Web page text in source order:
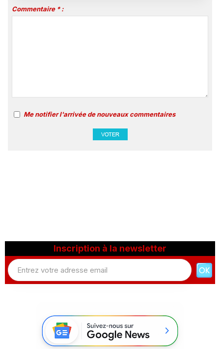
Commentaire * :
Me notifier l'arrivée de nouveaux commentaires
Inscription à la newsletter